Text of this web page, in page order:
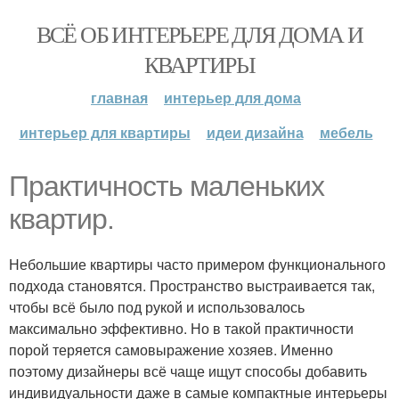
ВСЁ ОБ ИНТЕРЬЕРЕ ДЛЯ ДОМА И
КВАРТИРЫ
главная
интерьер для дома
интерьер для квартиры
идеи дизайна мебель
Практичность маленьких
квартир.
Небольшие квартиры часто примером функционального
подхода становятся. Пространство выстраивается так,
чтобы всё было под рукой и использовалось
максимально эффективно. Но в такой практичности
порой теряется самовыражение хозяев. Именно
поэтому дизайнеры всё чаще ищут способы добавить
индивидуальности даже в самые компактные интерьеры